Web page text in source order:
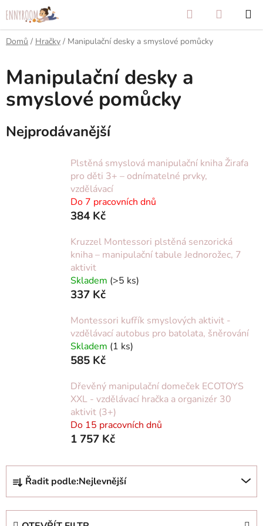
na
obsah
Hledat
KOŠÍK
Domů / Hračky / Manipulační desky a smyslové pomůcky
Manipulační desky a
smyslové pomůcky
Nejprodávanější
Plstěná smyslová manipulační kniha Žirafa
pro děti 3+ – odnímatelné prvky,
vzdělávací
Do 7 pracovních dnů
384 Kč
Kruzzel Montessori plstěná senzorická
kniha – manipulační tabule Jednorožec, 7
aktivit
Skladem (>5 ks)
337 Kč
Montessori kufřík smyslových aktivit -
vzdělávací autobus pro batolata, šněrování
Skladem (1 ks)
585 Kč
Dřevěný manipulační domeček ECOTOYS
XXL - vzdělávací hračka a organizér 30
aktivit (3+)
Do 15 pracovních dnů
1 757 Kč
Ř
z
Řadit podle:Nejlevnější